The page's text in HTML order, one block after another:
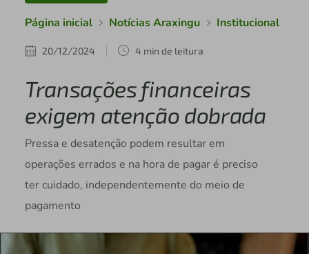
Página inicial Notícias Araxingu Institucional
20/12/2024 4 min de leitura
Transações financeiras
exigem atenção dobrada
Pressa e desatenção podem resultar em
operações errados e na hora de pagar é preciso
ter cuidado, independentemente do meio de
pagamento